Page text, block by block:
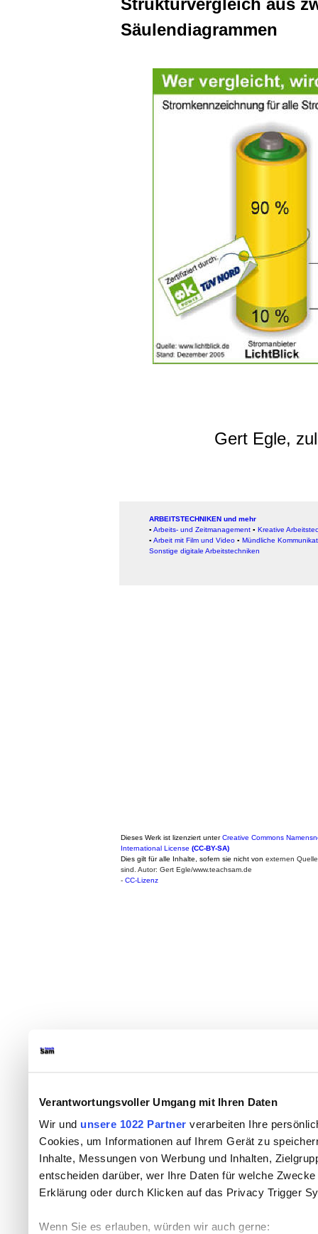
Verantwortungsvoller Umgang mit Ihren Daten
Wir und unsere 1022 Partner verarbeiten Ihre
Cookies, um Informationen auf Ihrem Gerät zu
Inhalte, Messungen von Werbung und Inhalten,
entscheiden darüber, wer Ihre Daten für welche
Erklärung oder durch Klicken auf das Privacy Trigger
Wenn Sie es erlauben, würden wir auch gerne:
Säulendiagrammen
Gert Egle,
ARBEITSTECHNIKEN und mehr
▪ Arbeits- und Zeitmanagement ▪ Kreative
▪ Arbeit mit Film und Video ▪ Mündliche
Sonstige digitale Arbeitstechniken
Dieses Werk ist lizenziert unterCreative Commons
International License (CC-BY-SA)
Dies gilt für alle Inhalte, sofern sie nicht von externen
sind. Autor: Gert Egle/www.teachsam.de
- CC-Lizenz